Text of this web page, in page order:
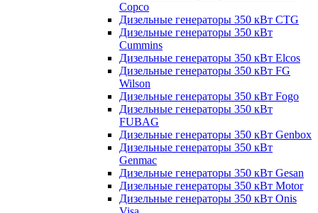
Copco
Дизельные генераторы 350 кВт CTG
Дизельные генераторы 350 кВт
Cummins
Дизельные генераторы 350 кВт Elcos
Дизельные генераторы 350 кВт FG
Wilson
Дизельные генераторы 350 кВт Fogo
Дизельные генераторы 350 кВт
FUBAG
Дизельные генераторы 350 кВт Genbox
Дизельные генераторы 350 кВт
Genmac
Дизельные генераторы 350 кВт Gesan
Дизельные генераторы 350 кВт Motor
Дизельные генераторы 350 кВт Onis